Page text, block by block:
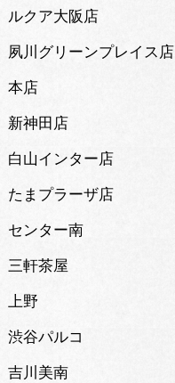
ルクア大阪店
夙川グリーンプレイス店
本店
新神田店
白山インター店
たまプラーザ店
センター南
三軒茶屋
上野
渋谷パルコ
吉川美南